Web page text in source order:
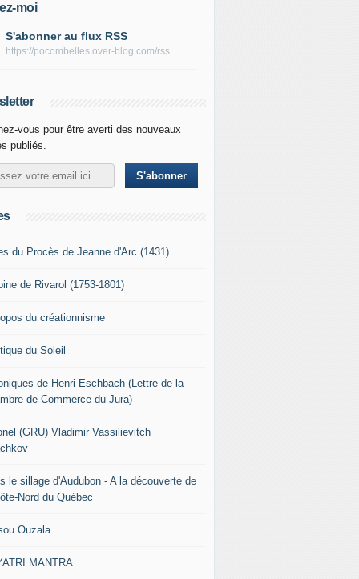
moi
S'abonner au flux RSS
https://pocombelles.over-blog.com/rss
vous pour être averti des nouveaux
publiés.
du Procès de Jeanne d'Arc (1431)
de Rivarol (1753-1801)
du créationnisme
du Soleil
de Henri Eschbach (Lettre de la
de Commerce du Jura)
(GRU) Vladimir Vassilievitch
le sillage d'Audubon - A la découverte de
Nord du Québec
Ouzala
MANTRA